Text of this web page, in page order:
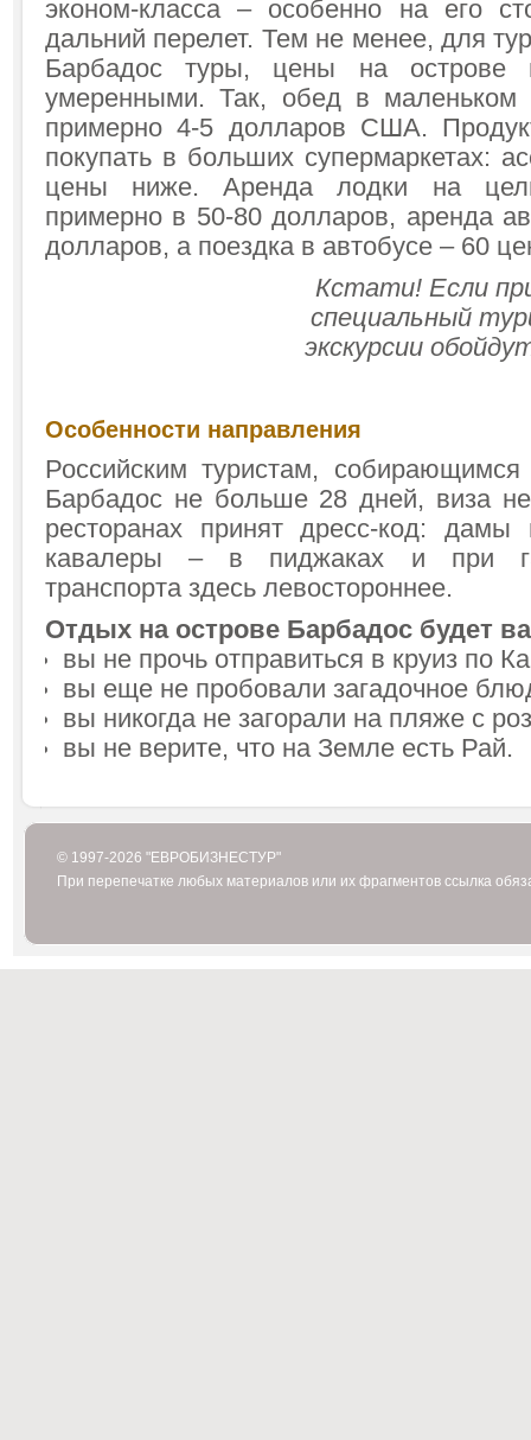
эконом-класса – особенно на его
дальний перелет. Тем не менее, для
Барбадос туры, цены на острове
умеренными. Так, обед в маленьком
примерно 4-5 долларов США.
покупать в больших супермаркетах:
цены ниже. Аренда лодки на
примерно в 50-80 долларов, аренда
долларов, а поездка в автобусе – 60
Кстати! Если
специальный
экскурсии
Особенности направления
Российским туристам,
Барбадос не больше 28 дней, виза
ресторанах принят дресс-код: дамы
кавалеры – в пиджаках и при
транспорта здесь левостороннее.
Отдых на острове Барбадос будет
вы не прочь отправиться в круиз по
вы еще не пробовали загадочное
вы никогда не загорали на пляже с
вы не верите, что на Земле есть Рай.
© 1997-2026 "ЕВРОБИЗНЕСТУР"
При перепечатке любых материалов или их фрагментов ссылка